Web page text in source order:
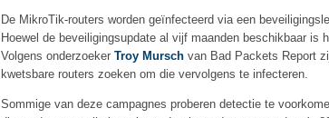
De MikroTik-routers worden geïnfecteerd via een
Hoewel de beveiligingsupdate al vijf maanden beschikbaar is
Volgens onderzoeker Troy Mursch van Bad Packets Report
kwetsbare routers zoeken om die vervolgens te infecteren.
Sommige van deze campagnes proberen detectie te